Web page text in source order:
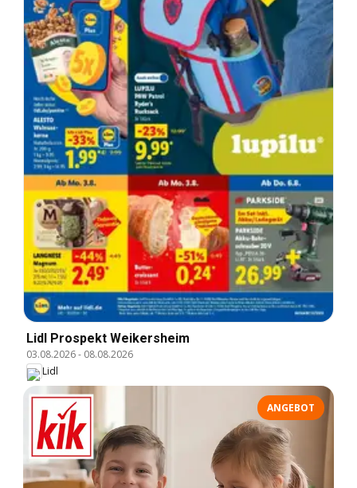
Lidl Prospekt Weikersheim
03.08.2026- 08.08.2026
Lidl
ANGEBOT